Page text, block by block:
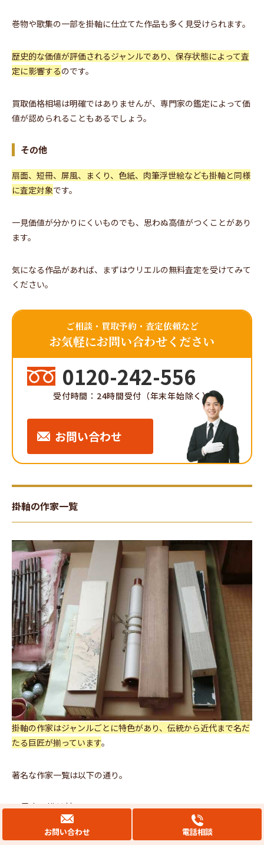
巻物や歌集の一部を掛軸に仕立てた作品も多く見受けられます。
歴史的な価値が評価されるジャンルであり、保存状態によって査
定に影響するのです。
買取価格相場は明確ではありませんが、専門家の鑑定によって価
値が認められることもあるでしょう。
その他
扇面、短冊、屏風、まくり、色紙、肉筆浮世絵なども掛軸と同様
に査定対象です。
一見価値が分かりにくいものでも、思わぬ高値がつくことがあり
ます。
気になる作品があれば、まずはウリエルの無料査定を受けてみて
ください。
ご相談・買取予約・査定依頼など
お気軽にお問い合わせください
0120-242-556
受付時間：24時間受付（年末年始除く）
お問い合わせ
掛軸の作家一覧
掛軸の作家はジャンルごとに特色があり、伝統から近代まで名だ
たる巨匠が揃っています。
著名な作家一覧は以下の通り。
・日本の掛け軸
・中国の掛け軸
・水墨画お問い合わせ 電話相談